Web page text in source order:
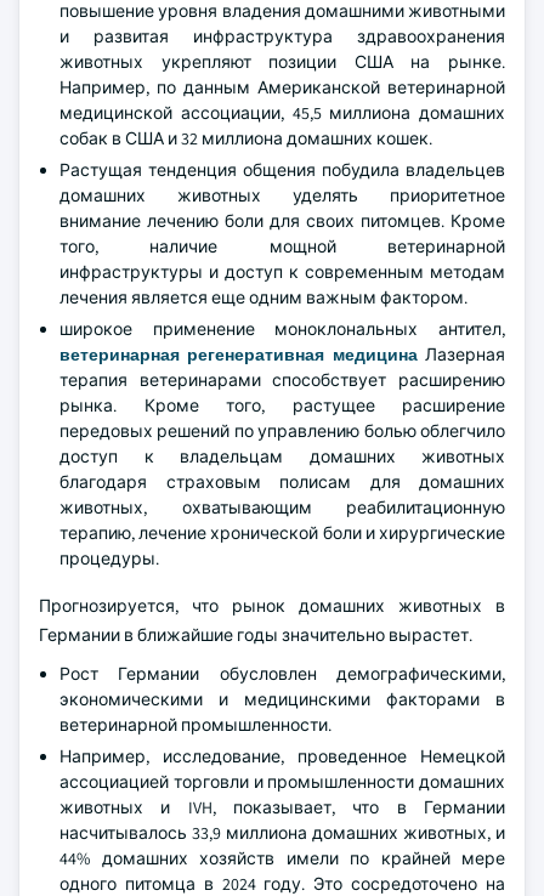
повышение уровня владения домашними животными
и развитая инфраструктура здравоохранения
животных укрепляют позиции США на рынке.
Например, по данным Американской ветеринарной
медицинской ассоциации, 45,5 миллиона домашних
собак в США и 32 миллиона домашних кошек.
Растущая тенденция общения побудила владельцев
домашних животных уделять приоритетное
внимание лечению боли для своих питомцев. Кроме
того, наличие мощной ветеринарной
инфраструктуры и доступ к современным методам
лечения является еще одним важным фактором.
широкое применение моноклональных антител,
ветеринарная регенеративная медицинаЛазерная
терапия ветеринарами способствует расширению
рынка. Кроме того, растущее расширение
передовых решений по управлению болью облегчило
доступ к владельцам домашних животных
благодаря страховым полисам для домашних
животных, охватывающим реабилитационную
терапию, лечение хронической боли и хирургические
процедуры.
Прогнозируется, что рынок домашних животных в
Германии в ближайшие годы значительно вырастет.
Рост Германии обусловлен демографическими,
экономическими и медицинскими факторами в
ветеринарной промышленности.
Например, исследование, проведенное Немецкой
ассоциацией торговли и промышленности домашних
животных и IVH, показывает, что в Германии
насчитывалось 33,9 миллиона домашних животных, и
44% домашних хозяйств имели по крайней мере
одного питомца в 2024 году. Это сосредоточено на